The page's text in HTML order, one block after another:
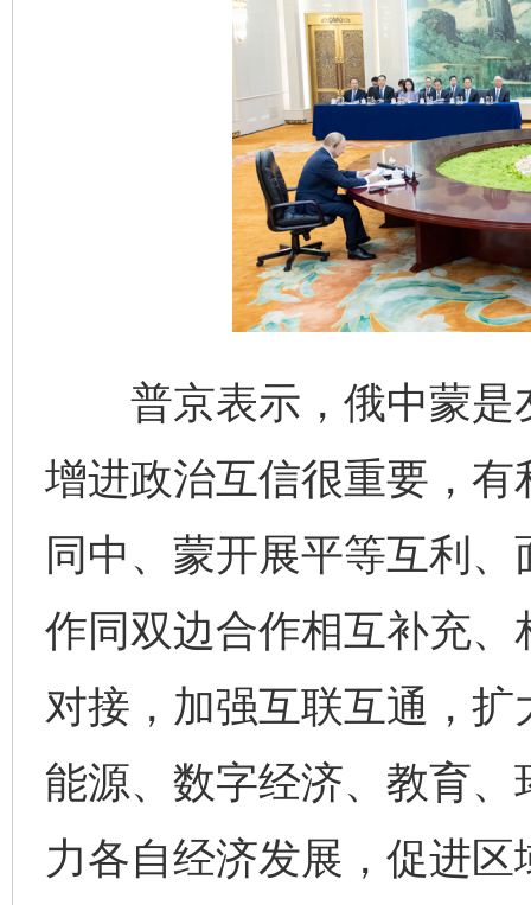
普京表示，俄中蒙是
增进政治互信很重要，
同中、蒙开展平等互利
作同双边合作相互补充
对接，加强互联互通，
能源、数字经济、教育
力各自经济发展，促进